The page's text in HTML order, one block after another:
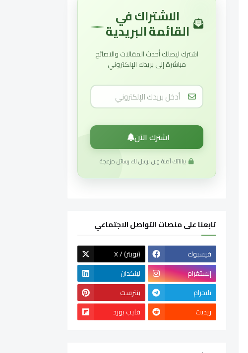
الاشتراك في
القائمة البريدية
اشترك ليصلك أحدث المقالات والنصائح
مباشرة إلى بريدك الإلكتروني
اشترك الآن
بياناتك آمنة ولن نرسل لك رسائل مزعجة
تابعنا على منصات التواصل الاجتماعي
فيسبوك
X / (تويتر)
إنستغرام
لينكدان
تليجرام
بنترست
ريديت
فليب بورد